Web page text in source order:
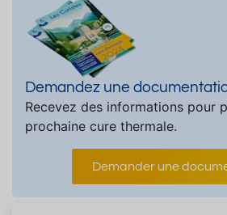
Demandez une
Recevez des informations pour
prochaine cure thermale.
Demander une